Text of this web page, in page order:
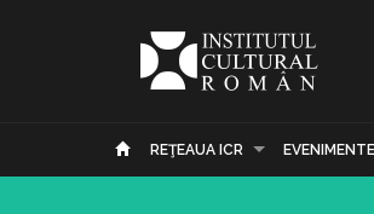
REŢEAUA ICR EVENIMENTE